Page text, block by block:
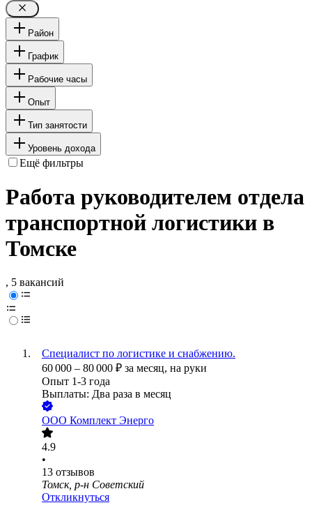
Район
График
Рабочие часы
Опыт
Тип занятости
Уровень дохода
Ещё фильтры
Работа руководителем отдела
транспортной логистики в
Томске
, 5 вакансий
Специалист по логистике и снабжению.
60 000 – 80 000 ₽ за месяц, на руки
Опыт 1-3 года
Выплаты: Два раза в месяц
ООО Комплект Энерго
4.9
•
13 отзывов
Томск, р-н Советский
Откликнуться